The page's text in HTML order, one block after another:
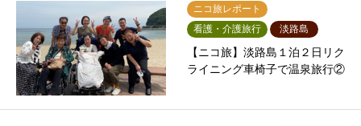
ニコ旅レポート
看護・介護旅行
淡路島
【ニコ旅】淡路島１泊２日リク
ライニング車椅子で温泉旅行②